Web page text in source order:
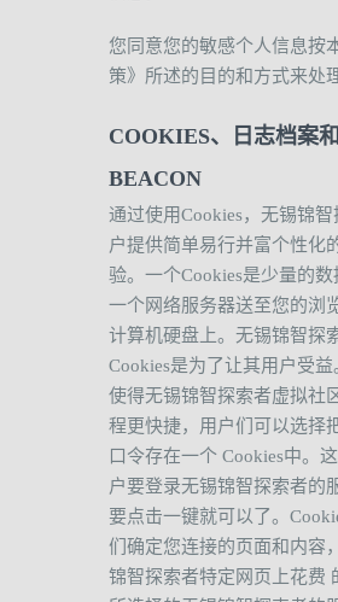
您同意您的敏感个人信息按
策》所述的目的和方式来处理
COOKIES、日志档案和
BEACON
通过使用Cookies，无锡锦智
户提供简单易行并富个性化
验。一个Cookies是少量的数
一个网络服务器送至您的浏
计算机硬盘上。无锡锦智探
Cookies是为了让其用户受益
使得无锡锦智探索者虚拟社
程更快捷，用户们可以选择
口令存在一个Cookies中。
户要登录无锡锦智探索者的
要点击一键就可以了。
们确定您连接的页面和内容
锦智探索者特定网页上花费